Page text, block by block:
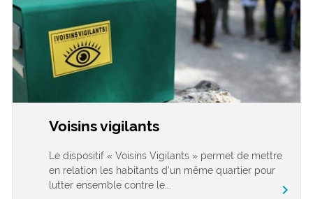
Voisins vigilants
Le dispositif « Voisins Vigilants » permet de mettre
en relation les habitants d’un même quartier pour
lutter ensemble contre le...
chevron_right